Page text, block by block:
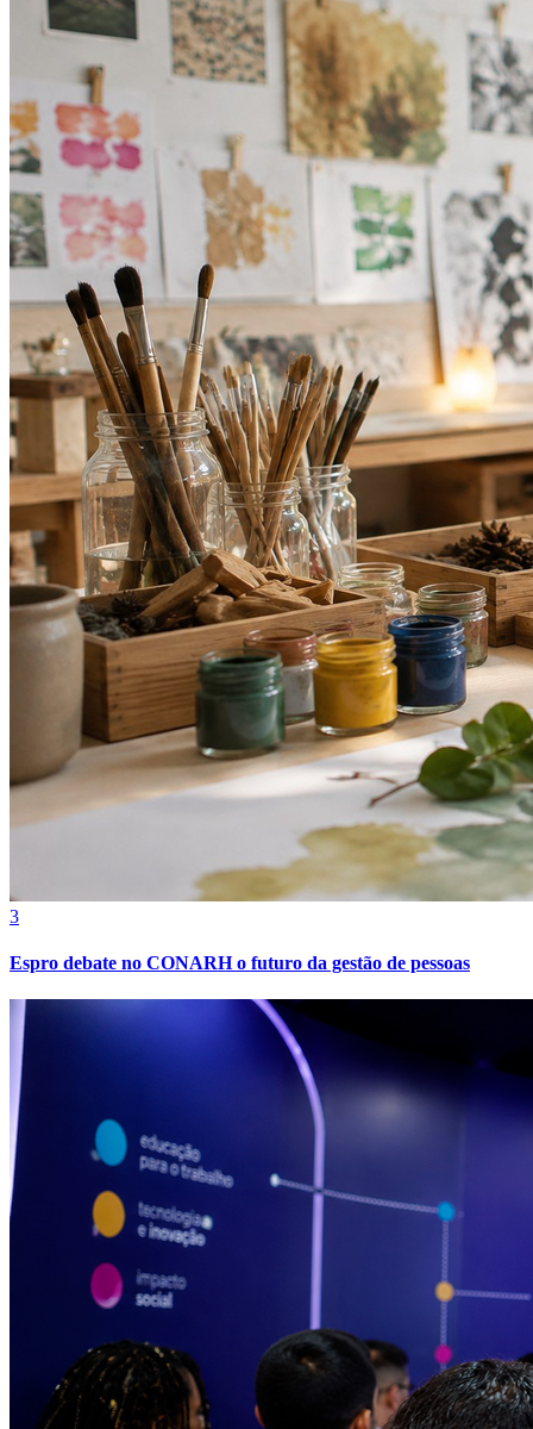
Botafogo
Grêmio
3
Espro debate no CONARH o futuro da gestão de pessoas